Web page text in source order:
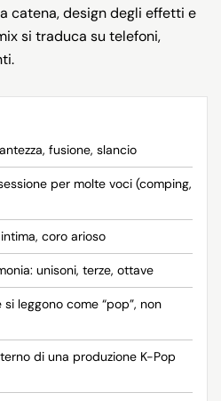
catena, design degli effetti e
si traduca su telefoni,
fusione, slancio
per molte voci (comping,
coro arioso
unisoni, terze, ottave
leggono come “pop”, non
di una produzione K-Pop